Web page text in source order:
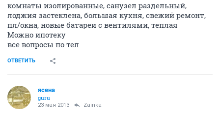
комнаты изолированные, санузел раздельный,
лоджия застеклена, большая кухня, свежий ремонт,
пл/окна, новые батареи с вентилями, теплая
Можно ипотеку
все вопросы по тел
ОТВЕТИТЬ
ясена
guru
23 мая 2013 Zainka